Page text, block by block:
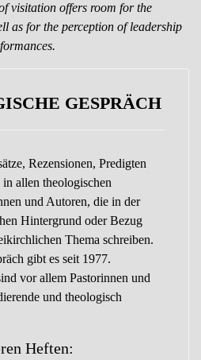
visitation offers room for the
as for the perception of leadership
GESPRÄCH
Rezensionen, Predigten
allen theologischen
und Autoren, die in der
Hintergrund oder Bezug
Thema schreiben.
gibt es seit 1977.
vor allem Pastorinnen und
und theologisch
Heften: